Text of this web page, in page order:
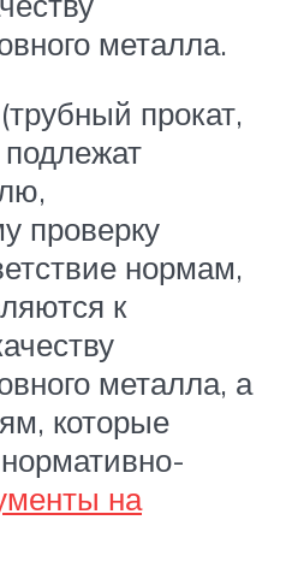
металла.
прокат,
проверку
нормам,
к
металла, а
которые
на